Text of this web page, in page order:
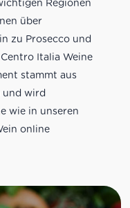
Regionen
über
zu Prosecco und
Italia Weine
stammt aus
und wird
wie in unseren
online